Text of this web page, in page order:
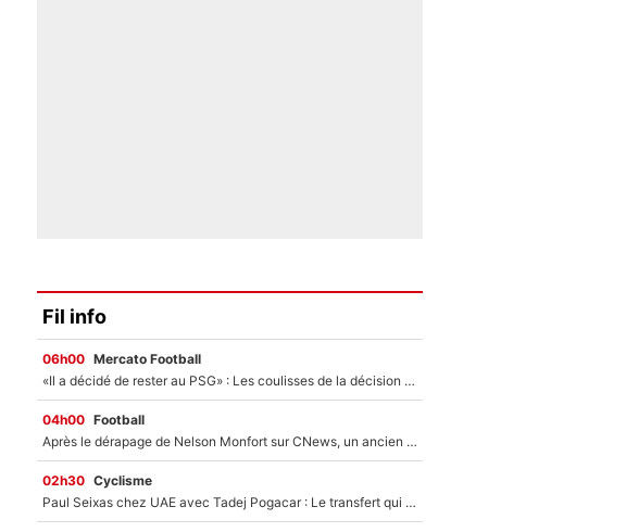
Fil info
06h00 Mercato Football
«Il a décidé de rester au PSG» : Les coulisses de la décision de Lucas Chevalier pour son transfert
04h00 Football
Après le dérapage de Nelson Monfort sur CNews, un ancien journaliste de France Télévisions relance la polémique sur les incendies en Gironde
02h30 Cyclisme
Paul Seixas chez UAE avec Tadej Pogacar : Le transfert qui effraie le peloton, «c’est la pire des choses qui puisse arriver»